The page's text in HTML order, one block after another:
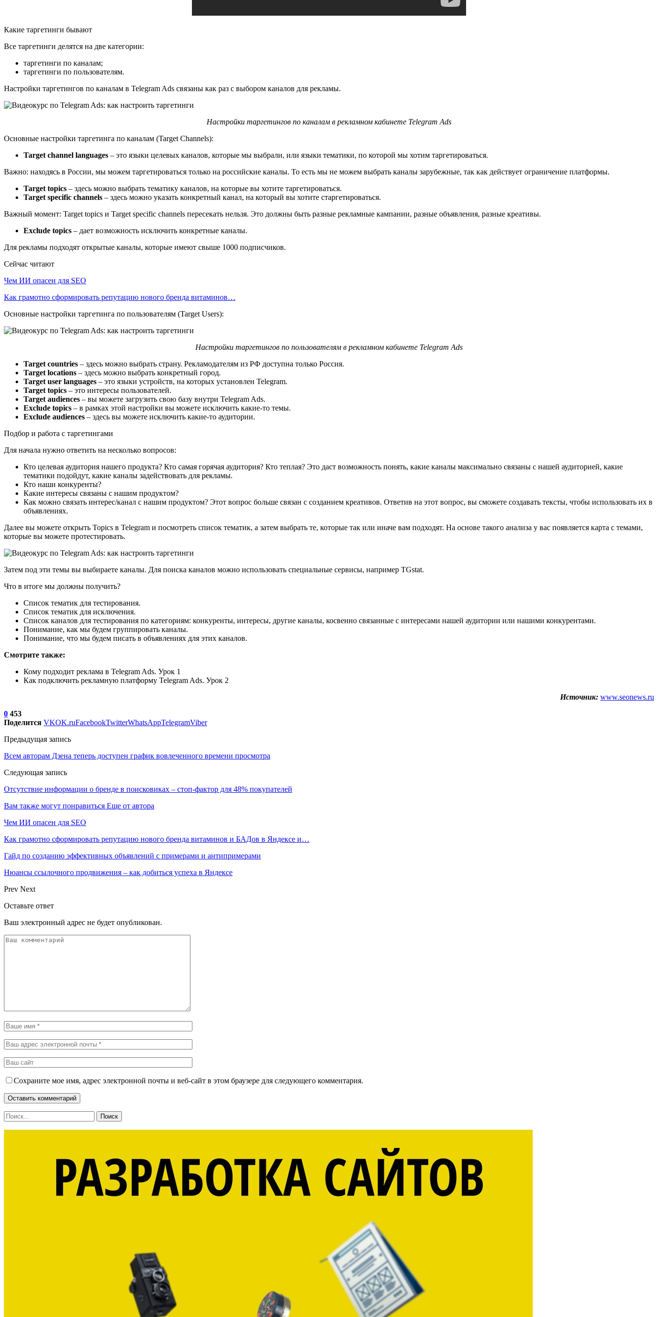
Какие таргетинги бывают
Все таргетинги делятся на две категории:
таргетинги по каналам;
таргетинги по пользователям.
Настройки таргетингов по каналам в Telegram Ads связаны как раз с выбором каналов для рекламы.
Настройки таргетингов по каналам в рекламном кабинете Telegram Ads
Основные настройки таргетинга по каналам (Target Channels):
Target channel languages – это языки целевых каналов, которые мы выбрали, или языки тематики, по которой мы хотим таргетироваться.
Важно: находясь в России, мы можем таргетироваться только на российские каналы. То есть мы не можем выбрать каналы зарубежные, так как действует ограничение платформы.
Target topics – здесь можно выбрать тематику каналов, на которые вы хотите таргетироваться.
Target specific channels – здесь можно указать конкретный канал, на который вы хотите старгетироваться.
Важный момент: Target topics и Target specific channels пересекать нельзя. Это должны быть разные рекламные кампании, разные объявления, разные креативы.
Exclude topics – дает возможность исключить конкретные каналы.
Для рекламы подходят открытые каналы, которые имеют свыше 1000 подписчиков.
Сейчас читают
Чем ИИ опасен для SEO
Как грамотно сформировать репутацию нового бренда витаминов…
Основные настройки таргетинга по пользователям (Target Users):
Настройки таргетингов по пользователям в рекламном кабинете Telegram Ads
Target countries – здесь можно выбрать страну. Рекламодателям из РФ доступна только Россия.
Target locations – здесь можно выбрать конкретный город.
Target user languages – это языки устройств, на которых установлен Telegram.
Target topics – это интересы пользователей.
Target audiences – вы можете загрузить свою базу внутри Telegram Ads.
Exclude topics – в рамках этой настройки вы можете исключить какие-то темы.
Exclude audiences – здесь вы можете исключить какие-то аудитории.
Подбор и работа с таргетингами
Для начала нужно ответить на несколько вопросов:
Кто целевая аудитория нашего продукта? Кто самая горячая аудитория? Кто теплая? Это даст возможность понять, какие каналы максимально связаны с нашей аудиторией, какие
тематики подойдут, какие каналы задействовать для рекламы.
Кто наши конкуренты?
Какие интересы связаны с нашим продуктом?
Как можно связать интерес/канал с нашим продуктом? Этот вопрос больше связан с созданием креативов. Ответив на этот вопрос, вы сможете создавать тексты, чтобы использовать их в
объявлениях.
Далее вы можете открыть Topics в Telegram и посмотреть список тематик, а затем выбрать те, которые так или иначе вам подходят. На основе такого анализа у вас появляется карта с темами,
которые вы можете протестировать.
Затем под эти темы вы выбираете каналы. Для поиска каналов можно использовать специальные сервисы, например TGstat.
Что в итоге мы должны получить?
Список тематик для тестирования.
Список тематик для исключения.
Список каналов для тестирования по категориям: конкуренты, интересы, другие каналы, косвенно связанные с интересами нашей аудитории или нашими конкурентами.
Понимание, как мы будем группировать каналы.
Понимание, что мы будем писать в объявлениях для этих каналов.
Смотрите также:
Кому подходит реклама в Telegram Ads. Урок 1
Как подключить рекламную платформу Telegram Ads. Урок 2
Источник: www.seonews.ru
0 453
Поделится VKOK.ruFacebookTwitterWhatsAppTelegramViber
Предыдущая запись
Всем авторам Дзена теперь доступен график вовлеченного времени просмотра
Следующая запись
Отсутствие информации о бренде в поисковиках – стоп-фактор для 48% покупателей
Вам также могут понравиться Еще от автора
Чем ИИ опасен для SEO
Как грамотно сформировать репутацию нового бренда витаминов и БАДов в Яндексе и…
Гайд по созданию эффективных объявлений с примерами и антипримерами
Нюансы ссылочного продвижения – как добиться успеха в Яндексе
Prev Next
Оставьте ответ
Ваш электронный адрес не будет опубликован.
Сохраните мое имя, адрес электронной почты и веб-сайт в этом браузере для следующего комментария.